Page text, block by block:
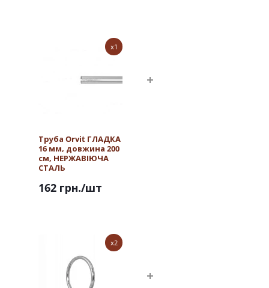
x1
Труба Orvit ГЛАДКА
16 мм, довжина 200
см, НЕРЖАВІЮЧА
СТАЛЬ
162 грн./шт
x2